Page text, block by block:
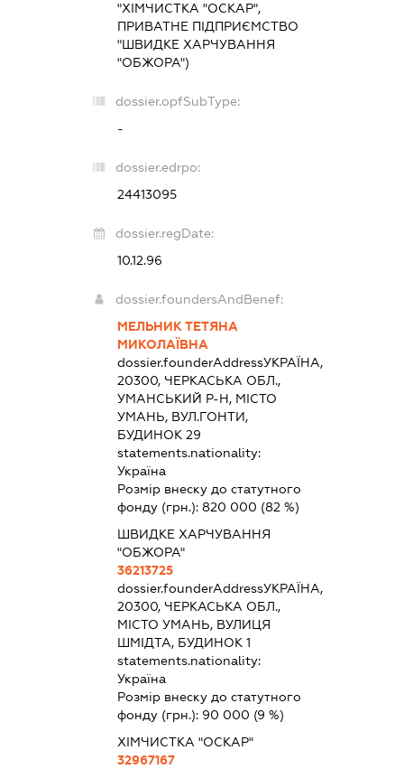
"ХІМЧИСТКА "ОСКАР",
ПРИВАТНЕ ПІДПРИЄМСТВО
"ШВИДКЕ ХАРЧУВАННЯ
"ОБЖОРА")
dossier.opfSubType:
-
dossier.edrpo:
24413095
dossier.regDate:
10.12.96
dossier.foundersAndBenef:
МЕЛЬНИК ТЕТЯНА
МИКОЛАЇВНА
dossier.founderAddressУКРАЇНА,
20300, ЧЕРКАСЬКА ОБЛ.,
УМАНСЬКИЙ Р-Н, МІСТО
УМАНЬ, ВУЛ.ГОНТИ,
БУДИНОК 29
statements.nationality:
Україна
Розмір внеску до статутного
фонду (грн.):820 000 (82 %)
ШВИДКЕ ХАРЧУВАННЯ
"ОБЖОРА"
36213725
dossier.founderAddressУКРАЇНА,
20300, ЧЕРКАСЬКА ОБЛ.,
МІСТО УМАНЬ, ВУЛИЦЯ
ШМІДТА, БУДИНОК 1
statements.nationality:
Україна
Розмір внеску до статутного
фонду (грн.): 90 000 (9 %)
ХІМЧИСТКА "ОСКАР"
32967167